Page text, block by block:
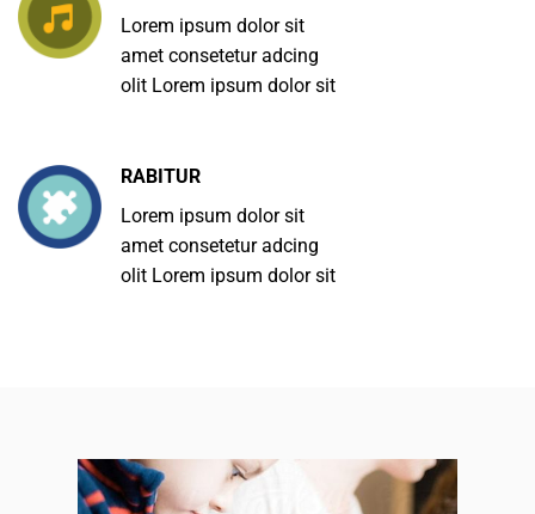
Lorem ipsum dolor sit
amet consetetur adcing
olit Lorem ipsum dolor sit
RABITUR
Lorem ipsum dolor sit
amet consetetur adcing
olit Lorem ipsum dolor sit